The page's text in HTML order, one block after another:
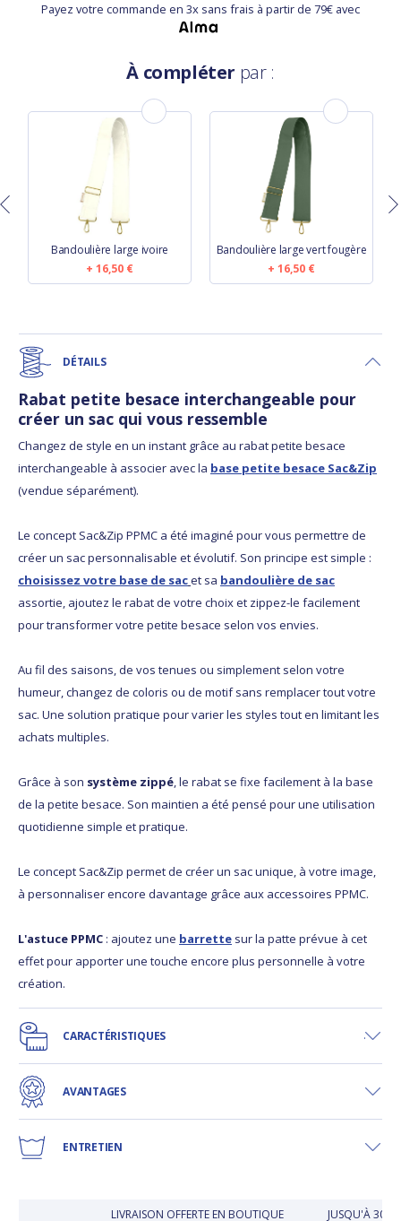
Payez votre commande en 3x sans frais à partir de 79€ avec
À compléter par :
Bandoulière large ivoire
16,50 €
Bandoulière large vert fougère
16,50 €
DÉTAILS
Rabat petite besace interchangeable pour
créer un sac qui vous ressemble
Changez de style en un instant grâce au rabat petite besace
interchangeable à associer avec la base petite besace Sac&Zip
(vendue séparément).
Le concept Sac&Zip PPMC a été imaginé pour vous permettre de
créer un sac personnalisable et évolutif. Son principe est simple :
choisissez votre base de sacet sa bandoulière de sac
assortie, ajoutez le rabat de votre choix et zippez-le facilement
pour transformer votre petite besace selon vos envies.
Au fil des saisons, de vos tenues ou simplement selon votre
humeur, changez de coloris ou de motif sans remplacer tout votre
sac. Une solution pratique pour varier les styles tout en limitant les
achats multiples.
Grâce à son système zippé, le rabat se fixe facilement à la base
de la petite besace. Son maintien a été pensé pour une utilisation
quotidienne simple et pratique.
Le concept Sac&Zip permet de créer un sac unique, à votre image,
à personnaliser encore davantage grâce aux accessoires PPMC.
L'astuce PPMC : ajoutez une barrette sur la patte prévue à cet
effet pour apporter une touche encore plus personnelle à votre
création.
CARACTÉRISTIQUES
AVANTAGES
ENTRETIEN
LIVRAISON OFFERTE EN BOUTIQUE JUSQU'À 30